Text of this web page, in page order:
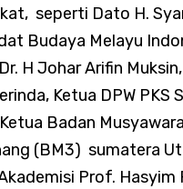
seperti Dato H.
Budaya Melayu
H Johar Arifin
Ketua DPW PKS
Badan
(BM3) sumatera
Prof. Hasyim